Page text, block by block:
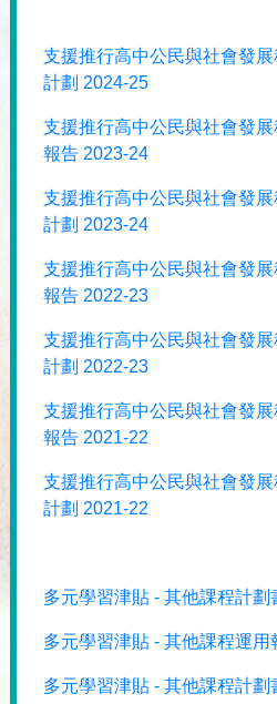
支援推行高中公民與社會發
計劃 2024-25
支援推行高中公民與社會發
報告 2023-24
支援推行高中公民與社會發
計劃 2023-24
支援推行高中公民與社會發
報告 2022-23
支援推行高中公民與社會發
計劃 2022-23
支援推行高中公民與社會發
報告 2021-22
支援推行高中公民與社會發
計劃 2021-22
多元學習津貼 - 其他課程計劃
多元學習津貼 - 其他課程運用
多元學習津貼 - 其他課程計劃